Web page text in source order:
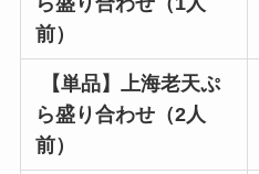
前）
【単品】上海老天ぷ
ら盛り合わせ（2人
前）